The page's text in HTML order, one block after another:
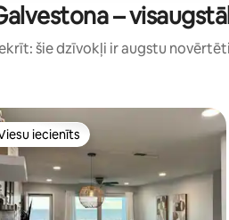
–
šie dzīvokļi ir augstu
viesu iecienīts mājoklis
iecienīts